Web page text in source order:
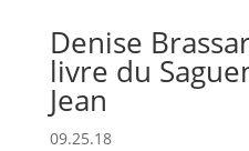
Denise
livre du
Jean
09.25.18